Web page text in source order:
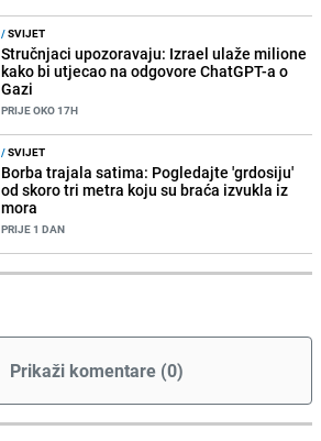
/SVIJET
Stručnjaci upozoravaju: Izrael ulaže milione
kako bi utjecao na odgovore ChatGPT-a o
Gazi
PRIJE OKO 17H
/SVIJET
Borba trajala satima: Pogledajte 'grdosiju'
od skoro tri metra koju su braća izvukla iz
mora
PRIJE 1 DAN
Prikaži komentare (0)